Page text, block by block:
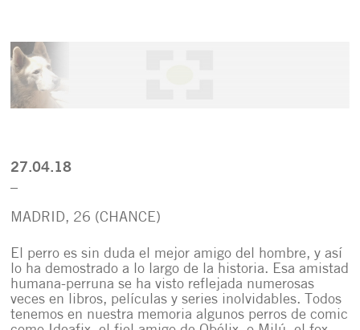
27.04.18
MADRID, 26 (CHANCE)
El perro es sin duda el mejor amigo del hombre, y así
lo ha demostrado a lo largo de la historia. Esa amistad
humana-perruna se ha visto reflejada numerosas
veces en libros, películas y series inolvidables. Todos
tenemos en nuestra memoria algunos perros de comic